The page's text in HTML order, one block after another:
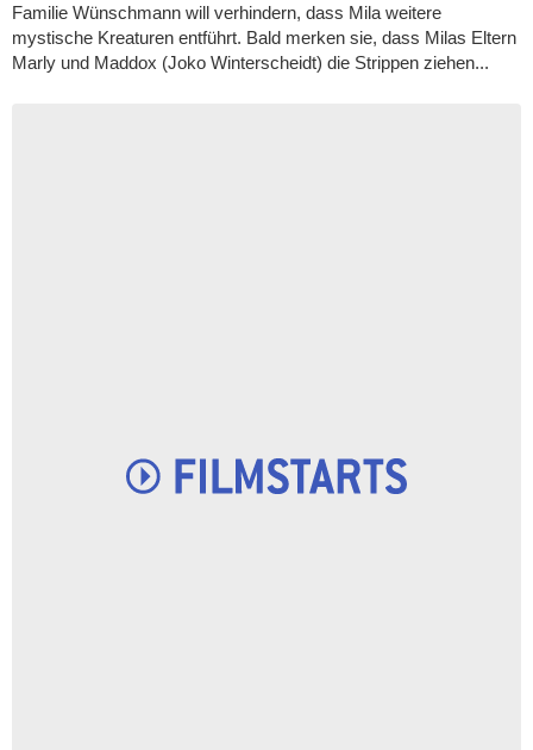
Familie Wünschmann will verhindern, dass Mila weitere
mystische Kreaturen entführt. Bald merken sie, dass Milas Eltern
Marly und Maddox (Joko Winterscheidt) die Strippen ziehen...